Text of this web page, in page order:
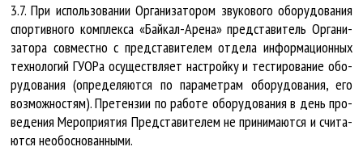
3.7. При ис­поль­зо­ва­нии Ор­га­ни­за­то­ром зву­ко­во­го обо­ру­до­ва­ния
спор­тив­но­го ком­плек­са «Бай­кал-Аре­на» пред­ста­ви­тель Ор­га­ни­
за­то­ра со­вмест­но с пред­ста­ви­те­лем от­де­ла ин­фор­ма­ци­он­ных
тех­но­ло­гий ГУ­О­Ра осу­щест­вля­ет на­строй­ку и тес­ти­ро­ва­ние обо­
ру­до­ва­ния (опре­де­ля­ют­ся по па­ра­мет­рам обо­ру­до­ва­ния, его
воз­мож­нос­тям). Пре­тен­зии по ра­бо­те обо­ру­до­ва­ния в день про­
ве­де­ния Ме­роп­ри­я­тия Пред­ста­ви­те­лем не при­ни­ма­ют­ся и счи­та­
ют­ся не­об­ос­но­ван­ны­ми.